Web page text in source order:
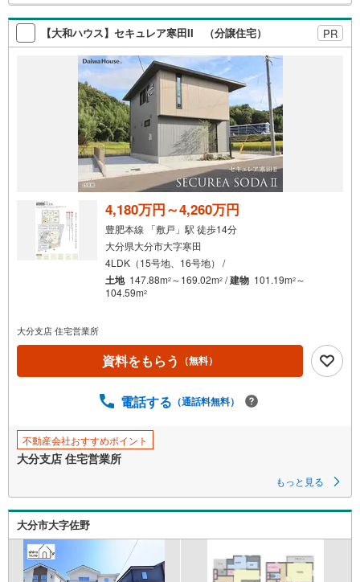
検
索
条
ペ
ー
に
す
る
【大和ハウス】セキュレア寒田II （分譲住宅） PR
4,180万円～4,260万円
豊肥本線 「敷戸」駅 徒歩14分
大分県大分市大字寒田
4LDK（15号地、16号地） /
土地 147.88m2 ～169.02m2 /建物 101.19m2 ～
104.59m2
大分支店 住宅営業所
資料をもらう （無料）
電話する （通話料無料）
不動産会社おすすめポイント
大分支店 住宅営業所
もっと見る
大分市大字佐野